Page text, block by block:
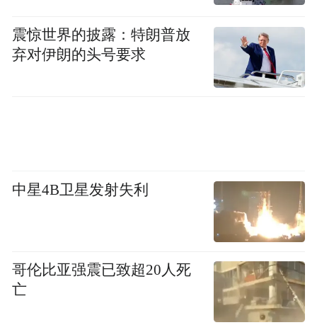
震惊世界的披露：特朗普放
弃对伊朗的头号要求
中星4B卫星发射失利
哥伦比亚强震已致超20人死
亡